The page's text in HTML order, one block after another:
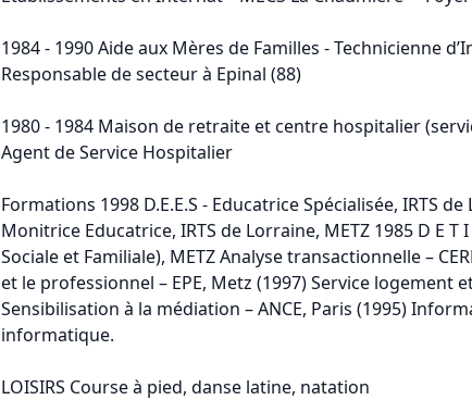
1984 - 1990 Aide aux Mères de Familles - Technicienne
Responsable de secteur à Epinal (88)
1980 - 1984 Maison de retraite et centre hospitalier
Agent de Service Hospitalier
Formations 1998 D.E.E.S - Educatrice Spécialisée, IRTS de
Monitrice Educatrice, IRTS de Lorraine, METZ 1985 D E
Sociale et Familiale), METZ Analyse transactionnelle –
et le professionnel – EPE, Metz (1997) Service logement
Sensibilisation à la médiation – ANCE, Paris (1995)
informatique.
LOISIRS Course à pied, danse latine, natation